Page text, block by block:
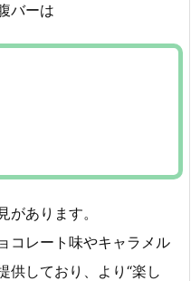
バーは
あります。
コレート味やキャラメル
供しており、より“楽し